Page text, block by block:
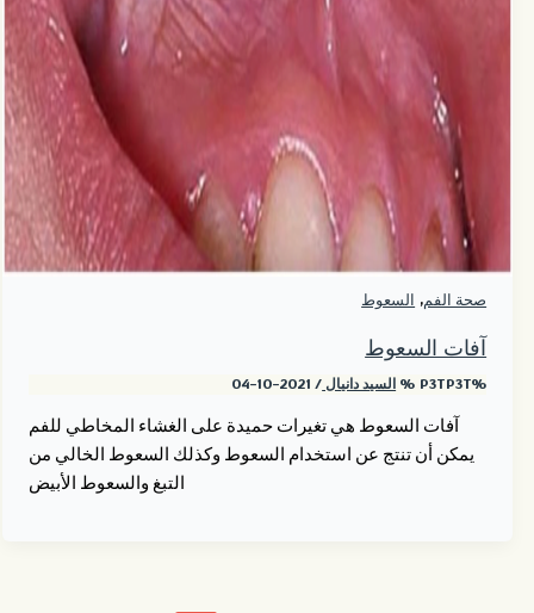
صحة الفم,السعوط
آفات السعوط
%P3TP3T % السيد دانيال/
2021-10-04
آفات السعوط هي تغيرات حميدة على الغشاء المخاطي للفم
يمكن أن تنتج عن استخدام السعوط وكذلك السعوط الخالي من
التبغ والسعوط الأبيض